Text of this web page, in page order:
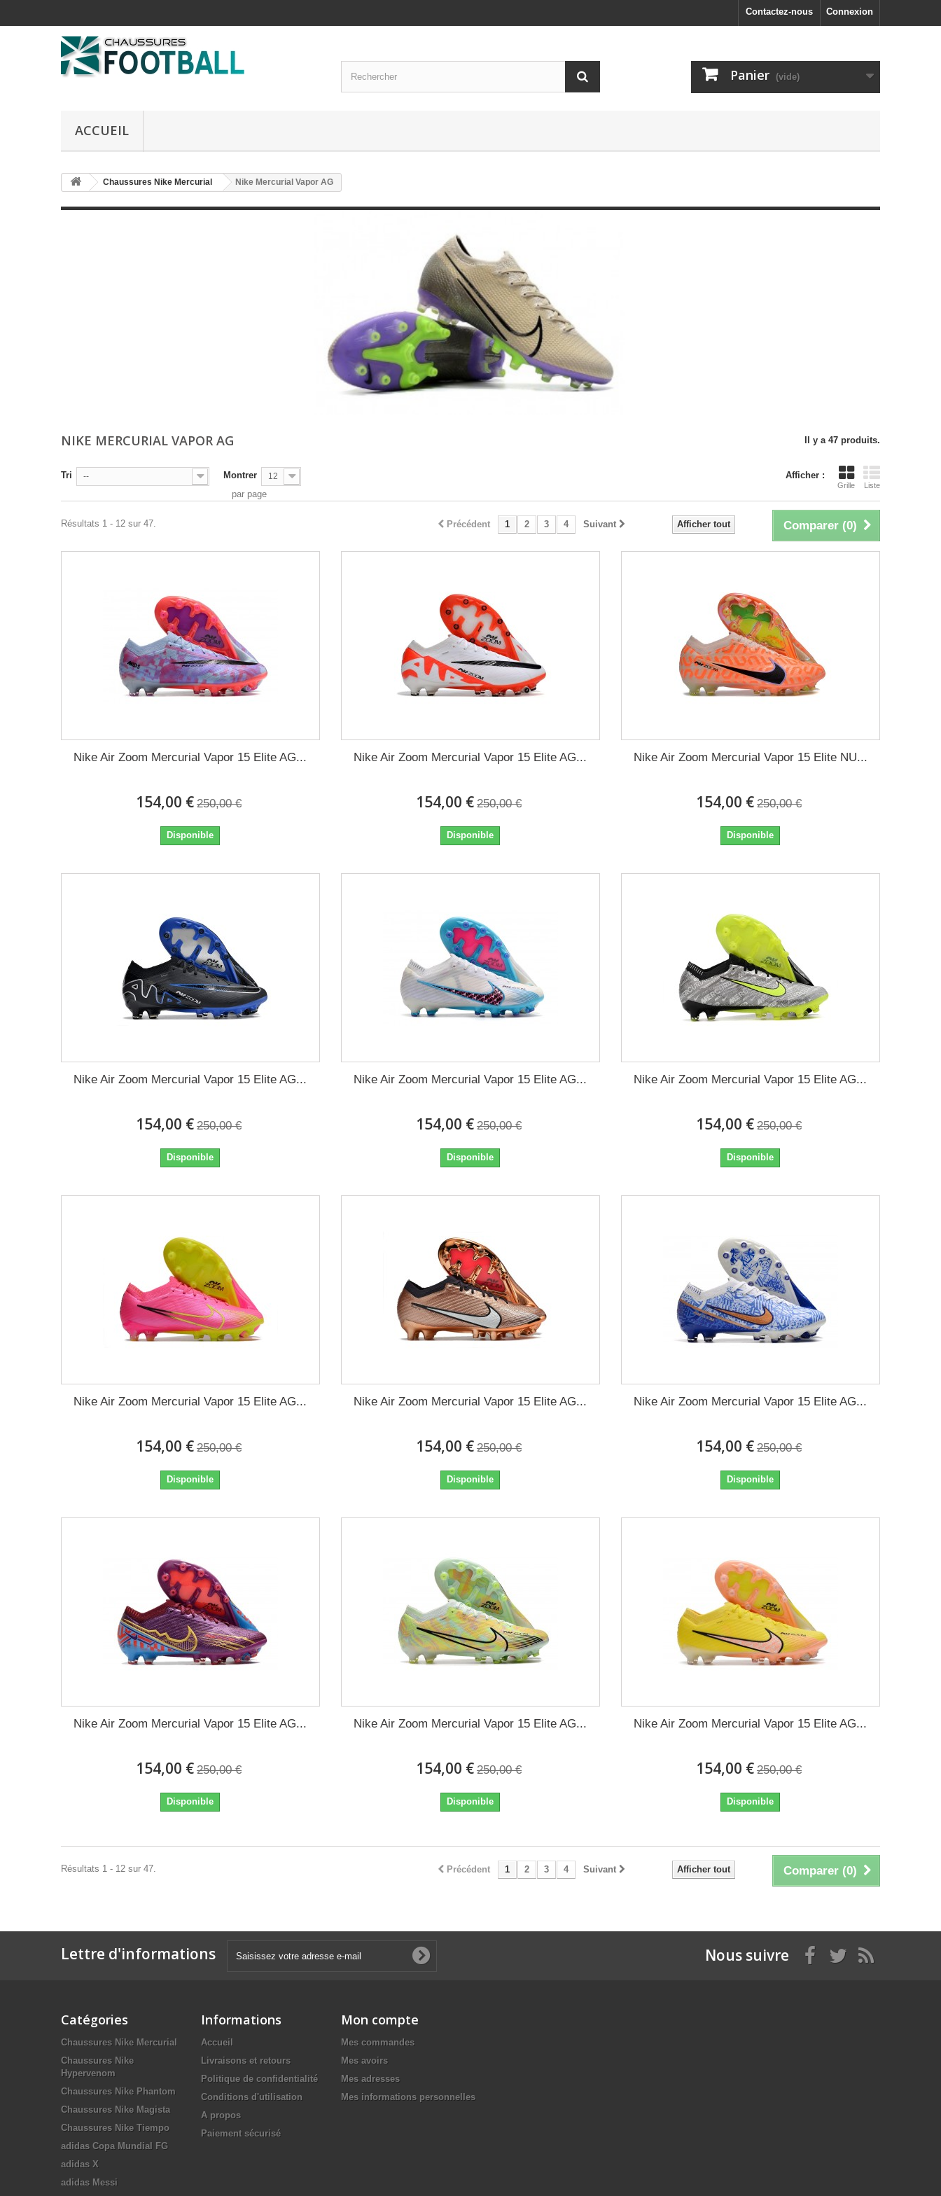
Connexion
Contactez-nous
Panier (vide)
ACCUEIL
Chaussures Nike Mercurial Nike Mercurial Vapor AG
NIKE MERCURIAL VAPOR AG Il y a 47 produits.
Afficher :
Grille Liste
Tri -- Montrer 12
par page
Comparer (0)
Afficher tout
Précédent 1 2 3 4 Suivant
Résultats 1 - 12 sur 47.
Nike Air Zoom Mercurial Vapor 15 Elite AG...
154,00 € 250,00 €
Disponible
Nike Air Zoom Mercurial Vapor 15 Elite AG...
154,00 € 250,00 €
Disponible
Nike Air Zoom Mercurial Vapor 15 Elite NU...
154,00 € 250,00 €
Disponible
Nike Air Zoom Mercurial Vapor 15 Elite AG...
154,00 € 250,00 €
Disponible
Nike Air Zoom Mercurial Vapor 15 Elite AG...
154,00 € 250,00 €
Disponible
Nike Air Zoom Mercurial Vapor 15 Elite AG...
154,00 € 250,00 €
Disponible
Nike Air Zoom Mercurial Vapor 15 Elite AG...
154,00 € 250,00 €
Disponible
Nike Air Zoom Mercurial Vapor 15 Elite AG...
154,00 € 250,00 €
Disponible
Nike Air Zoom Mercurial Vapor 15 Elite AG...
154,00 € 250,00 €
Disponible
Nike Air Zoom Mercurial Vapor 15 Elite AG...
154,00 € 250,00 €
Disponible
Nike Air Zoom Mercurial Vapor 15 Elite AG...
154,00 € 250,00 €
Disponible
Nike Air Zoom Mercurial Vapor 15 Elite AG...
154,00 € 250,00 €
Disponible
Comparer (0)
Afficher tout
Précédent 1 2 3 4 Suivant
Résultats 1 - 12 sur 47.
Lettre d'informations Nous suivre
Catégories
Chaussures Nike Mercurial
Chaussures Nike
Hypervenom
Chaussures Nike Phantom
Chaussures Nike Magista
Chaussures Nike Tiempo
adidas Copa Mundial FG
adidas X
adidas Messi
Informations
Accueil
Livraisons et retours
Politique de confidentialité
Conditions d'utilisation
A propos
Paiement sécurisé
Mon compte
Mes commandes
Mes avoirs
Mes adresses
Mes informations personnelles